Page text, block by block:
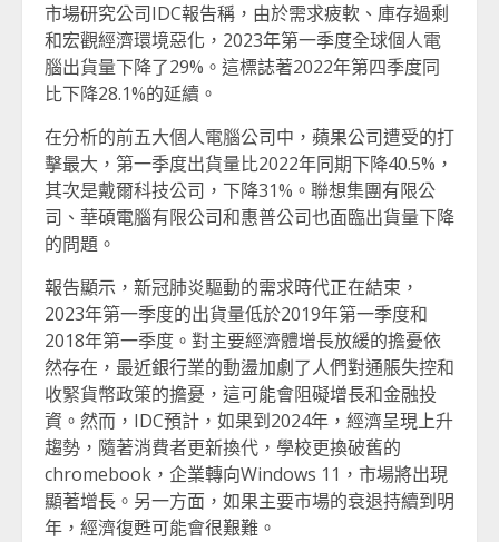
市場研究公司IDC報告稱，由於需求疲軟、庫存過剩
和宏觀經濟環境惡化，2023年第一季度全球個人電
腦出貨量下降了29%。這標誌著2022年第四季度同
比下降28.1%的延續。
在分析的前五大個人電腦公司中，蘋果公司遭受的打
擊最大，第一季度出貨量比2022年同期下降40.5%，
其次是戴爾科技公司，下降31%。聯想集團有限公
司、華碩電腦有限公司和惠普公司也面臨出貨量下降
的問題。
報告顯示，新冠肺炎驅動的需求時代正在結束，
2023年第一季度的出貨量低於2019年第一季度和
2018年第一季度。對主要經濟體增長放緩的擔憂依
然存在，最近銀行業的動盪加劇了人們對通脹失控和
收緊貨幣政策的擔憂，這可能會阻礙增長和金融投
資。然而，IDC預計，如果到2024年，經濟呈現上升
趨勢，隨著消費者更新換代，學校更換破舊的
chromebook，企業轉向Windows 11，市場將出現
顯著增長。另一方面，如果主要市場的衰退持續到明
年，經濟復甦可能會很艱難。